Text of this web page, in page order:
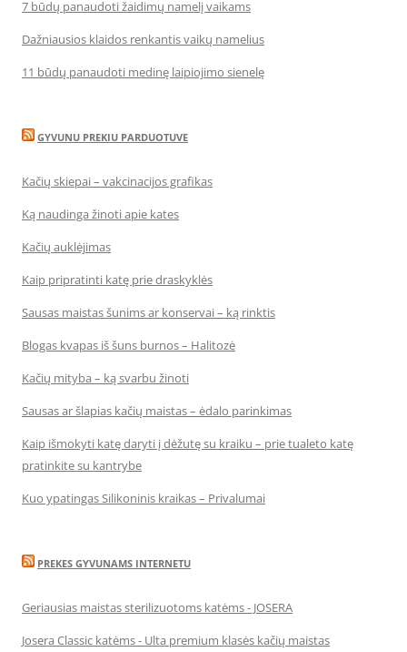
7 būdų panaudoti žaidimų namelį vaikams
Dažniausios klaidos renkantis vaikų namelius
11 būdų panaudoti medinę laipiojimo sienelę
GYVUNU PREKIU PARDUOTUVE
Kačių skiepai – vakcinacijos grafikas
Ką naudinga žinoti apie kates
Kačių auklėjimas
Kaip pripratinti katę prie draskyklės
Sausas maistas šunims ar konservai – ką rinktis
Blogas kvapas iš šuns burnos – Halitozė
Kačių mityba – ką svarbu žinoti
Sausas ar šlapias kačių maistas – ėdalo parinkimas
Kaip išmokyti katę daryti į dėžutę su kraiku – prie tualeto katę
pratinkite su kantrybe
Kuo ypatingas Silikoninis kraikas – Privalumai
PREKES GYVUNAMS INTERNETU
Geriausias maistas sterilizuotoms katėms - JOSERA
Josera Classic katėms - Ulta premium klasės kačių maistas